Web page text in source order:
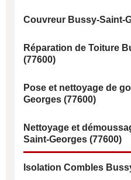
Couvreur Bussy-Saint-
Réparation de Toiture
(77600)
Pose et nettoyage de
Georges (77600)
Nettoyage et
Saint-Georges (77600)
Isolation Combles